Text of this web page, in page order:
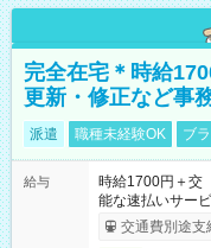
完全在宅＊時給
更新・修正など事
派遣 職種未経験OK ブ
給与
時給1700円＋
能な速払いサー
交通費別途支